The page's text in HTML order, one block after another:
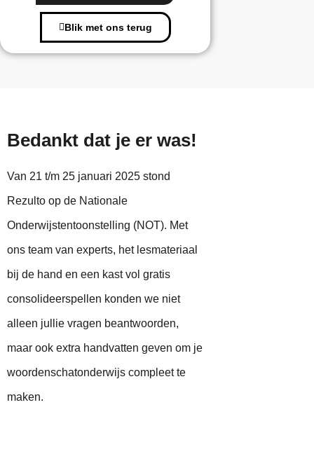
Blik met ons terug
Bedankt dat je er was!
Van 21 t/m 25 januari 2025 stond
Rezulto op de Nationale
Onderwijstentoonstelling (NOT). Met
ons team van experts, het lesmateriaal
bij de hand en een kast vol gratis
consolideerspellen konden we niet
alleen jullie vragen beantwoorden,
maar ook extra handvatten geven om je
woordenschatonderwijs compleet te
maken.